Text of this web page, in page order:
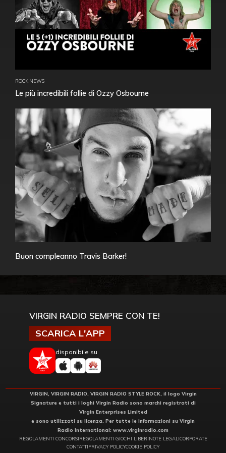
ROCK NEWS
Le più incredibili follie di Ozzy Osbourne
Buon compleanno Travis Barker!
VIRGIN RADIO SEMPRE CON TE!
SCARICA L'APP
disponibile su
VIRGIN, VIRGIN RADIO, VIRGIN RADIO STYLE ROCK, il logo Virgin
Signature e tutti i loghi Virgin Radio sono marchi registrati di
Virgin Enterprises Limited
e sono utilizzati su licenza. Per tutte le informazioni su Virgin
Radio International: www.virginradio.com
REGOLAMENTI CONCORSIREGOLAMENTI GIOCHI LIBERINOTE LEGALICORPORATE
CONTATTIPRIVACY POLICYCOOKIE POLICY